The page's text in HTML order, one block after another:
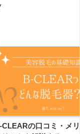
CLEARの口コミ・メ